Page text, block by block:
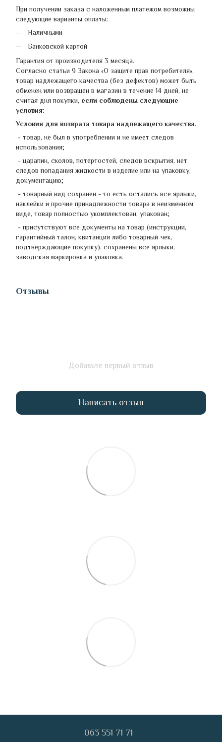
При получении заказа с наложенным платежом возможны
следующие варианты оплаты:
Наличными
Банковской картой
Гарантия от производителя 3 месяца.
Согласно статьи 9 Закона «О защите прав потребителя»,
товар надлежащего качества (без дефектов) может быть
обменен или возвращен в магазин в течение 14 дней, не
считая дня покупки, если соблюдены следующие
условия:
Условия для возврата товара надлежащего качества.
- товар, не был в употреблении и не имеет следов
использования;
- царапин, сколов, потертостей, следов вскрытия, нет
следов попадания жидкости в изделие или на упаковку,
документацию;
- товарный вид сохранен - ​​то есть остались все ярлыки,
наклейки и прочие принадлежности товара в неизменном
виде, товар полностью укомплектован, упакован;
- присутствуют все документы на товар (инструкции,
гарантийный талон, квитанция либо товарный чек,
подтверждающие покупку), сохранены все ярлыки,
заводская маркировка и упаковка.
Отзывы
Добавьте первый отзыв
Написать отзыв
063 551 71 71